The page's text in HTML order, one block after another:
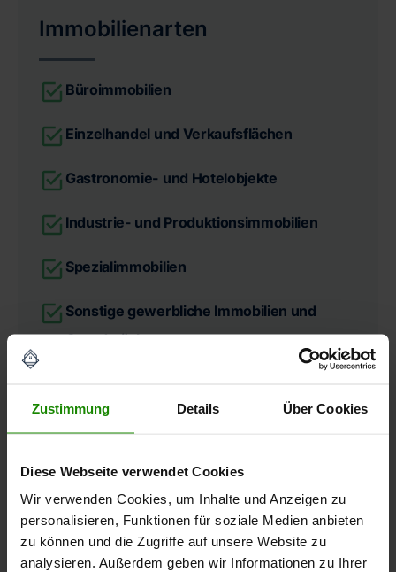
Zustimmung Details Über Cookies
Diese Webseite verwendet Cookies
Wir verwenden Cookies, um Inhalte und Anzeigen zu
personalisieren, Funktionen für soziale Medien anbieten
zu können und die Zugriffe auf unsere Website zu
analysieren. Außerdem geben wir Informationen zu Ihrer
Immobilienarten
Büroimmobilien
Einzelhandel und Verkaufsflächen
Gastronomie- und Hotelobjekte
Industrie- und Produktionsimmobilien
Spezialimmobilien
Sonstige gewerbliche Immobilien und
Grundstücke
eines DIN EN ISO / IEC 17024 zertifizierten
Berechnung der Restnutzungsdauer
nach den aktuellsten Vorgaben durch das
Bundesministerium für Finanzen (BMF)